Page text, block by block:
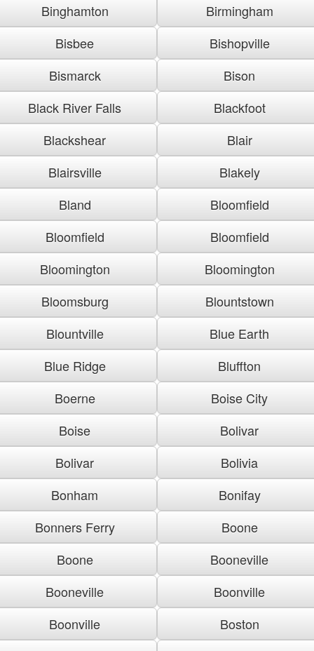
Binghamton
Birmingham
Bisbee
Bishopville
Bismarck
Bison
Black River Falls
Blackfoot
Blackshear
Blair
Blairsville
Blakely
Bland
Bloomfield
Bloomfield
Bloomfield
Bloomington
Bloomington
Bloomsburg
Blountstown
Blountville
Blue Earth
Blue Ridge
Bluffton
Boerne
Boise City
Boise
Bolivar
Bolivar
Bolivia
Bonham
Bonifay
Bonners Ferry
Boone
Boone
Booneville
Booneville
Boonville
Boonville
Boston